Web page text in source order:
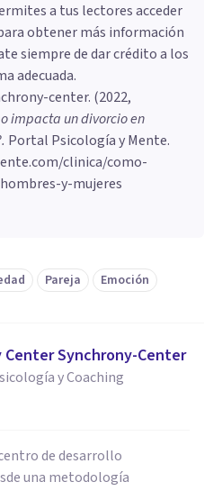
a tus lectores acceder
obtener más información
siempre de dar crédito a los
adecuada.
center. (2022,
impacta un divorcio en
. Portal Psicología y Mente.
clinica/como-
y-mujeres
Pareja Emoción
Center Synchrony-Center
y Coaching
de desarrollo
una metodología